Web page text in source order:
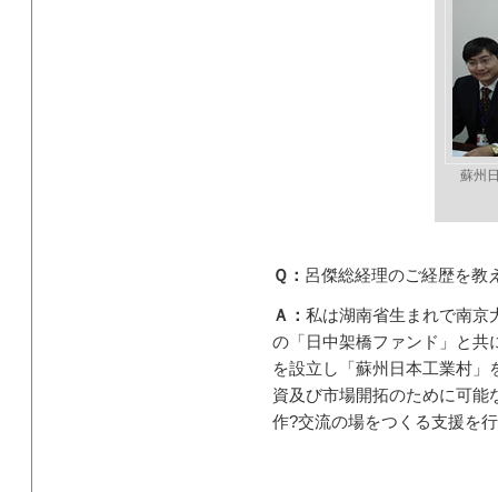
蘇州
Ｑ： 呂傑総経理のご経歴を教
Ａ： 私は湖南省生まれで南京
の「日中架橋ファンド」と共
を設立し「蘇州日本工業村
資及び市場開拓のために可能
作?交流の場をつくる支援を